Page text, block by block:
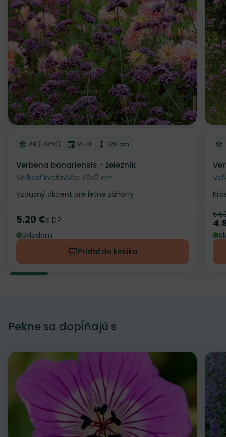
Odober do zoznamu želaní
Mrazuvzdornosť
Z8 (-12°C) Doba kvitnutia
VI-IX Výška rastliny
120 cm
Verbena bonariensis - železník
Veľkosť kvetináča: K9x9 cm
Vzdušný akcent pre letné záhony
Cena
5.20 €s DPH
Skladom
Pridať do košíka
Pekne sa dopĺňajú s